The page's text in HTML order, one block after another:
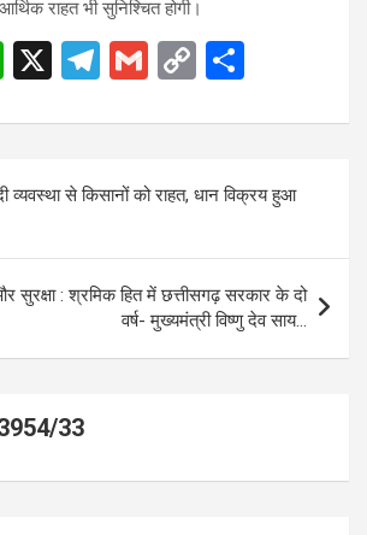
राहत भी सुनिश्चित होगी।
W
at
s
A
p
p
X
T
e
gr
a
m
G
ail
C
py
Li
n
k
ar
व्यवस्था से किसानों को राहत, धान विक्रय हुआ
सुरक्षा : श्रमिक हित में छत्तीसगढ़ सरकार के दो
वर्ष- मुख्यमंत्री विष्णु देव साय…
33